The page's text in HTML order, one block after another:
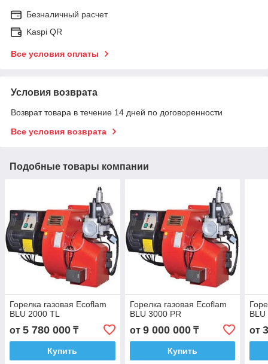
Безналичный расчет
Kaspi QR
Все условия оплаты
Условия возврата
Возврат товара в течение 14 дней по договоренности
Все условия возврата
Подобные товары компании
Горелка газовая Ecoflam
BLU 2000 TL
от 5 780 000 ₸
Купить
Горелка газовая Ecoflam
BLU 3000 PR
от 9 000 000₸
Купить
от